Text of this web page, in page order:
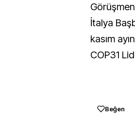
İtalya
kasım
COP31
Beğen